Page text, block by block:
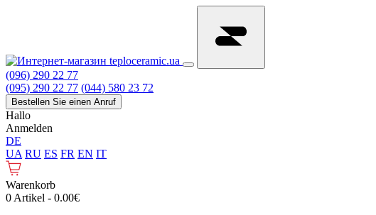
(096) 290 22 77
(095) 290 22 77 (044) 580 23 72
Bestellen Sie einen Anruf
Hallo
Anmelden
DE
UA RU ES FR EN IT
Warenkorb
0 Artikel - 0.00€